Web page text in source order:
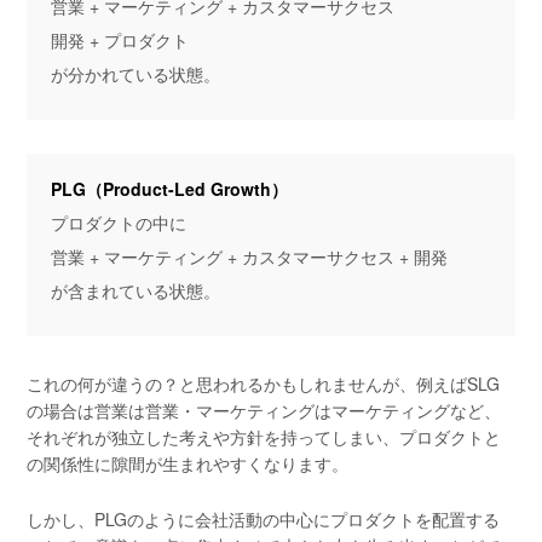
営業 + マーケティング + カスタマーサクセス
開発 + プロダクト
が分かれている状態。
PLG（Product-Led Growth）
プロダクトの中に
営業 + マーケティング + カスタマーサクセス + 開発
が含まれている状態。
これの何が違うの？と思われるかもしれませんが、例えばSLG
の場合は営業は営業・マーケティングはマーケティングなど、
それぞれが独立した考えや方針を持ってしまい、プロダクトと
の関係性に隙間が生まれやすくなります。
しかし、PLGのように会社活動の中心にプロダクトを配置する